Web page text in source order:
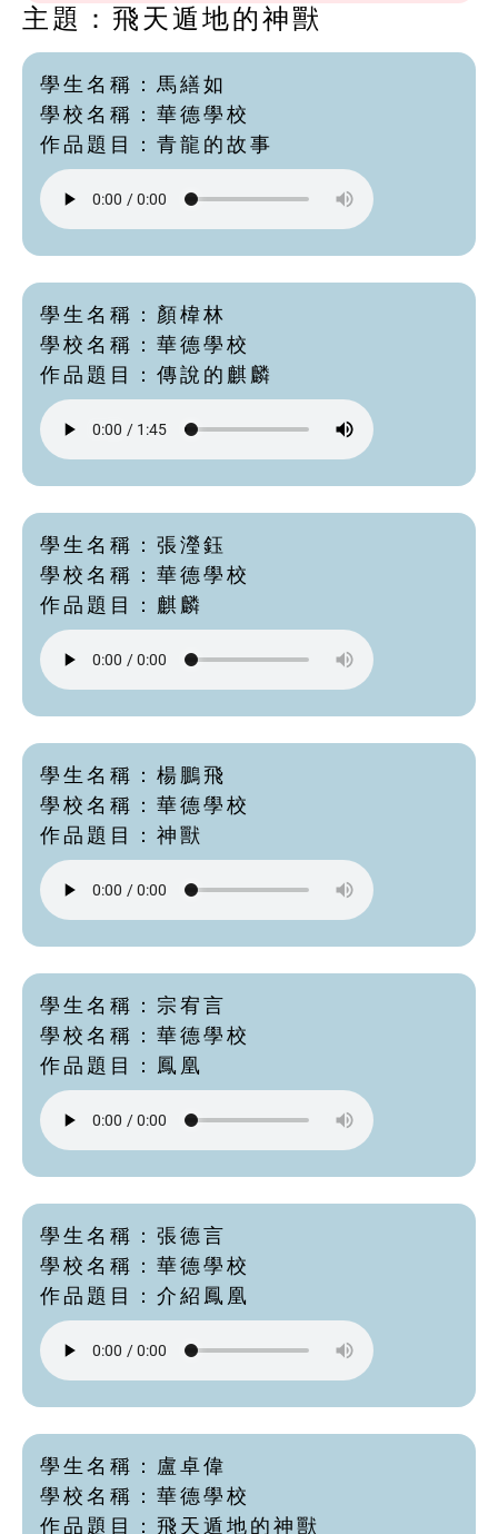
主題：飛天遁地的神獸
學生名稱：馬繕如
學校名稱：華德學校
作品題目：青龍的故事
學生名稱：顏椲林
學校名稱：華德學校
作品題目：傳說的麒麟
學生名稱：張瀅鈺
學校名稱：華德學校
作品題目：麒麟
學生名稱：楊鵬飛
學校名稱：華德學校
作品題目：神獸
學生名稱：宗宥言
學校名稱：華德學校
作品題目：鳳凰
學生名稱：張德言
學校名稱：華德學校
作品題目：介紹鳳凰
學生名稱：盧卓偉
學校名稱：華德學校
作品題目：飛天遁地的神獸